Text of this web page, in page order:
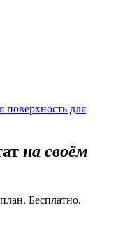
для
на своём
Бесплатно.